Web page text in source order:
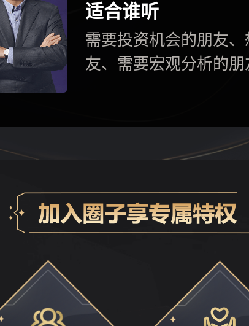
适合谁听
需要投资机会的朋友
友、需要宏观分析的朋